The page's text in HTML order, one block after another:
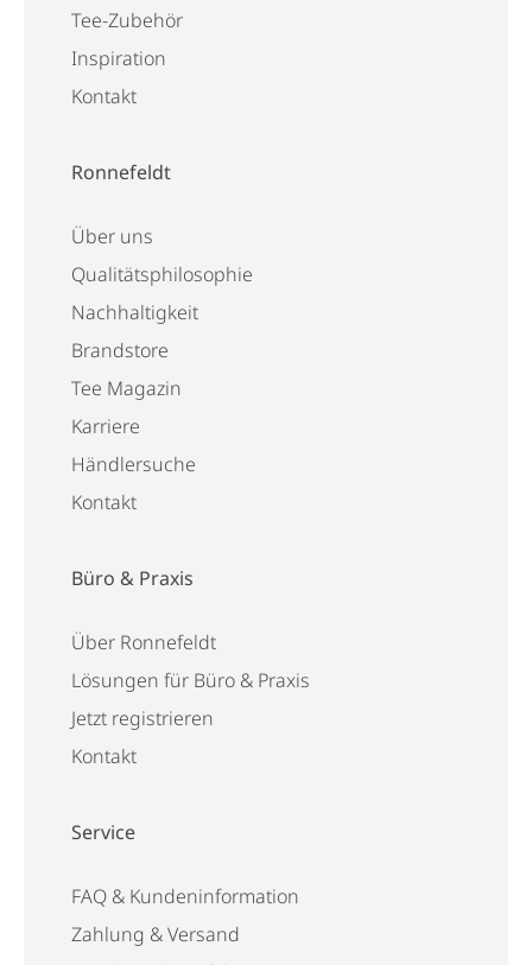
Tee-Zubehör
Inspiration
Kontakt
Ronnefeldt
Über uns
Qualitätsphilosophie
Nachhaltigkeit
Brandstore
Tee Magazin
Karriere
Händlersuche
Kontakt
Büro & Praxis
Über Ronnefeldt
Lösungen für Büro & Praxis
Jetzt registrieren
Kontakt
Service
FAQ & Kundeninformation
Zahlung & Versand